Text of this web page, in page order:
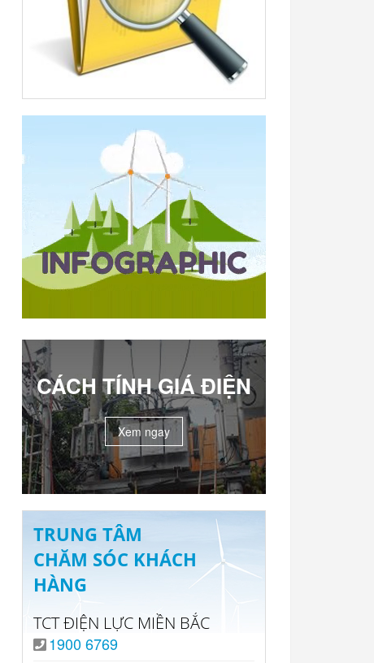
CÁCH TÍNH GIÁ ĐIỆN
Xem ngay
TRUNG TÂM
CHĂM SÓC KHÁCH
HÀNG
TCT ĐIỆN LỰC MIỀN BẮC
1900 6769